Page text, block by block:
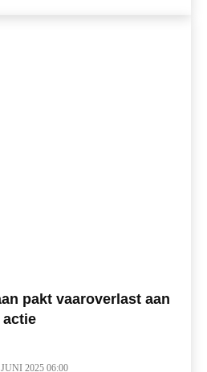
pakt vaaroverlast aan
actie
JUNI 2025 06:00